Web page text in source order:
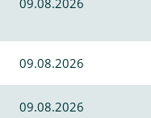
09.08.2026
09.08.2026
09.08.2026